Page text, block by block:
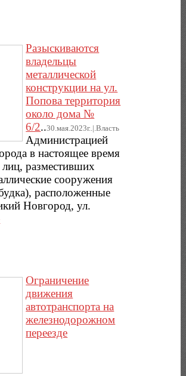
Разыскиваются
владельцы
металлической
конструкции на ул.
Попова территория
около дома №
6/2..30.мая.2023г..|.Власть
Администрацией
в настоящее время
лиц, разместивших
сооружения
расположенные
Новгород, ул.
Ограничение
движения
автотранспорта на
железнодорожном
переезде